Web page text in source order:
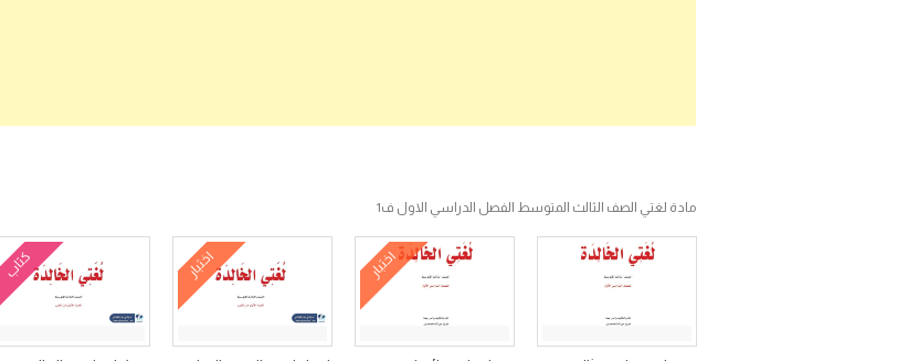
مادة لغتي الصف الثالث المتوسط الفصل الدراسي الاول ف1
اختبار اختبار كتاب